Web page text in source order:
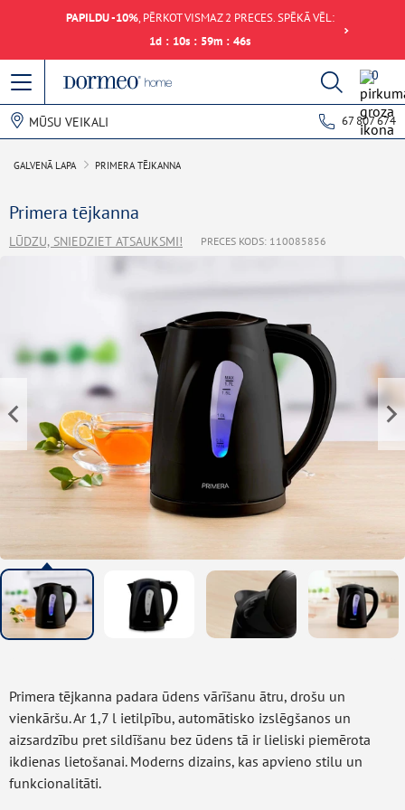
PAPILDU -10%, PĒRKOT VISMAZ 2 PRECES. SPĒKĀ VĒL:
1d : 10s : 59m : 46s
0
MŪSU VEIKALI 67 807 674
GALVENĀ LAPA PRIMERA TĒJKANNA
Primera tējkanna
LŪDZU, SNIEDZIET ATSAUKSMI! PRECES KODS: 110085856
Primera tējkanna padara ūdens vārīšanu ātru, drošu un
vienkāršu. Ar 1,7 l ietilpību, automātisko izslēgšanos un
aizsardzību pret sildīšanu bez ūdens tā ir lieliski piemērota
ikdienas lietošanai. Moderns dizains, kas apvieno stilu un
funkcionalitāti.